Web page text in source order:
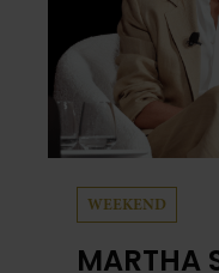
WEEKEND
MARTHA